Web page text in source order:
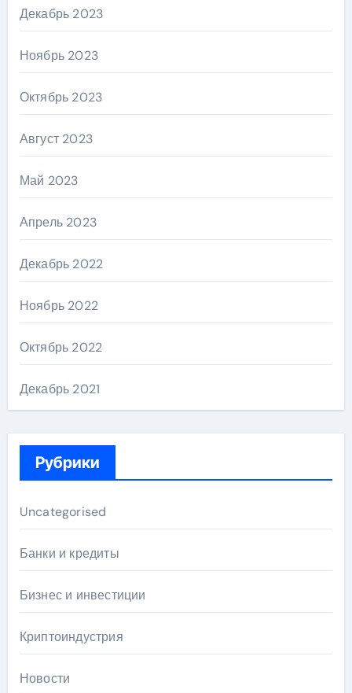
Декабрь 2023
Ноябрь 2023
Октябрь 2023
Август 2023
Май 2023
Апрель 2023
Декабрь 2022
Ноябрь 2022
Октябрь 2022
Декабрь 2021
Рубрики
Uncategorised
Банки и кредиты
Бизнес и инвестиции
Криптоиндустрия
Новости